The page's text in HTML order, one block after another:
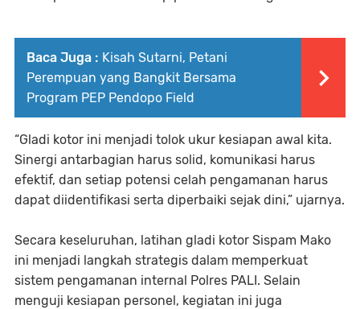
Baca Juga : Kisah Sutarni, Petani
Perempuan yang Bangkit Bersama
Program PEP Pendopo Field
“Gladi kotor ini menjadi tolok ukur kesiapan awal kita.
Sinergi antarbagian harus solid, komunikasi harus
efektif, dan setiap potensi celah pengamanan harus
dapat diidentifikasi serta diperbaiki sejak dini,” ujarnya.
Secara keseluruhan, latihan gladi kotor Sispam Mako
ini menjadi langkah strategis dalam memperkuat
sistem pengamanan internal Polres PALI. Selain
menguji kesiapan personel, kegiatan ini juga